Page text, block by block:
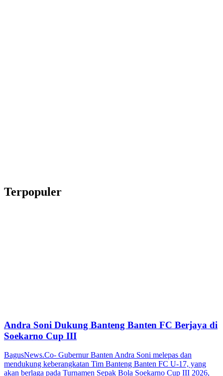
Terpopuler
Andra Soni Dukung Banteng Banten FC Berjaya di
Soekarno Cup III
BagusNews.Co- Gubernur Banten Andra Soni melepas dan
mendukung keberangkatan Tim Banteng Banten FC U-17, yang
akan berlaga pada Turnamen Sepak Bola Soekarno Cup III 2026,